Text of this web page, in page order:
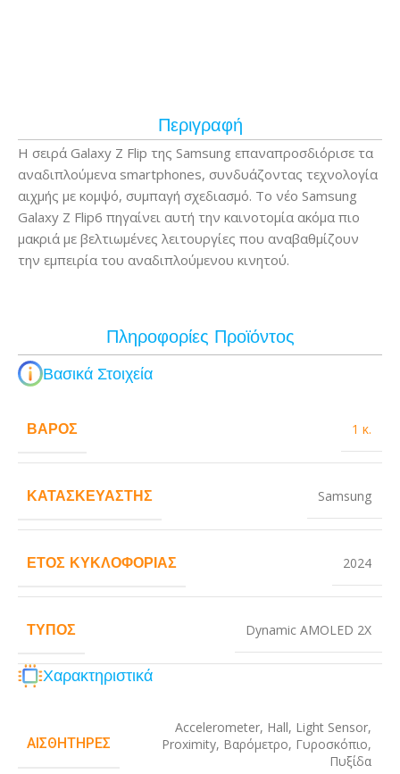
Περιγραφή
Η σειρά Galaxy Z Flip της Samsung επαναπροσδιόρισε τα
αναδιπλούμενα smartphones, συνδυάζοντας τεχνολογία
αιχμής με κομψό, συμπαγή σχεδιασμό. Το νέο Samsung
Galaxy Z Flip6 πηγαίνει αυτή την καινοτομία ακόμα πιο
μακριά με βελτιωμένες λειτουργίες που αναβαθμίζουν
την εμπειρία του αναδιπλούμενου κινητού.
Πληροφορίες Προϊόντος
Βασικά Στοιχεία
ΒΆΡΟΣ 1 κ.
ΚΑΤΑΣΚΕΥΑΣΤΉΣ Samsung
ΈΤΟΣ ΚΥΚΛΟΦΟΡΊΑΣ 2024
ΤΎΠΟΣ Dynamic AMOLED 2X
Χαρακτηριστικά
ΑΙΣΘΗΤΉΡΕΣ
Accelerometer, Hall, Light Sensor,
Proximity, Βαρόμετρο, Γυροσκόπιο,
Πυξίδα